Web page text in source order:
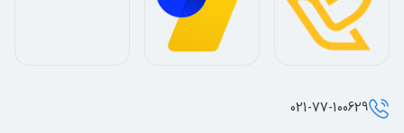
021-77-100629